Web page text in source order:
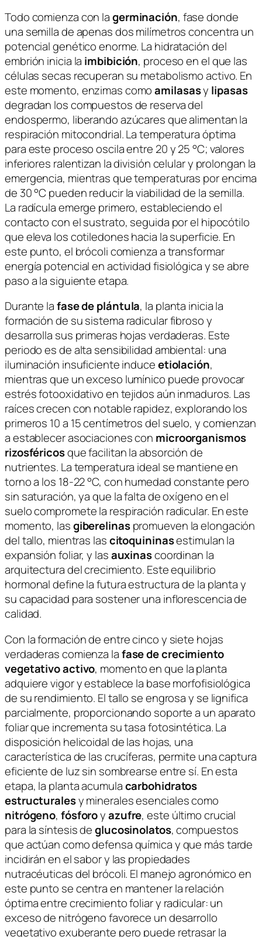
Todo comienza con lagerminación, fase donde
una semilla de apenas dos milímetros concentra un
potencial genético enorme. La hidratación del
embrión inicia la imbibición, proceso en el que las
células secas recuperan su metabolismo activo. En
este momento, enzimas comoamilasasy lipasas
degradan los compuestos de reserva del
endospermo, liberando azúcares que alimentan la
respiración mitocondrial. La temperatura óptima
para este proceso oscila entre 20 y 25 °C; valores
inferiores ralentizan la división celular y prolongan la
emergencia, mientras que temperaturas por encima
de 30 °C pueden reducir la viabilidad de la semilla.
La radícula emerge primero, estableciendo el
contacto con el sustrato, seguida por el hipocótilo
que eleva los cotiledones hacia la superficie. En
este punto, el brócoli comienza a transformar
energía potencial en actividad fisiológica y se abre
paso a la siguiente etapa.
Durante lafase de plántula, la planta inicia la
formación de su sistema radicular fibroso y
desarrolla sus primeras hojas verdaderas. Este
periodo es de alta sensibilidad ambiental: una
iluminación insuficiente induceetiolación,
mientras que un exceso lumínico puede provocar
estrés fotooxidativo en tejidos aún inmaduros. Las
raíces crecen con notable rapidez, explorando los
primeros 10 a 15 centímetros del suelo, y comienzan
a establecer asociaciones con microorganismos
rizosféricosque facilitan la absorción de
nutrientes. La temperatura ideal se mantiene en
torno a los 18-22 °C, con humedad constante pero
sin saturación, ya que la falta de oxígeno en el
suelo compromete la respiración radicular. En este
momento, lasgiberelinaspromueven la elongación
del tallo, mientras lascitoquininasestimulan la
expansión foliar, y lasauxinascoordinan la
arquitectura del crecimiento. Este equilibrio
hormonal define la futura estructura de la planta y
su capacidad para sostener una inflorescencia de
calidad.
Con la formación de entre cinco y siete hojas
verdaderas comienza lafase de crecimiento
vegetativo activo, momento en que la planta
adquiere vigor y establece la base morfofisiológica
de su rendimiento. El tallo se engrosa y se lignifica
parcialmente, proporcionando soporte a un aparato
foliar que incrementa su tasa fotosintética. La
disposición helicoidal de las hojas, una
característica de las crucíferas, permite una captura
eficiente de luz sin sombrearse entre sí. En esta
etapa, la planta acumulacarbohidratos
estructuralesy minerales esenciales como
nitrógeno, fósforoyazufre, este último crucial
para la síntesis deglucosinolatos, compuestos
que actúan como defensa química y que más tarde
incidirán en el sabor y las propiedades
nutracéuticas del brócoli. El manejo agronómico en
este punto se centra en mantener la relación
óptima entre crecimiento foliar y radicular: un
exceso de nitrógeno favorece un desarrollo
vegetativo exuberante pero puede retrasar la